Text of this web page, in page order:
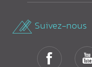
Suivez-nous